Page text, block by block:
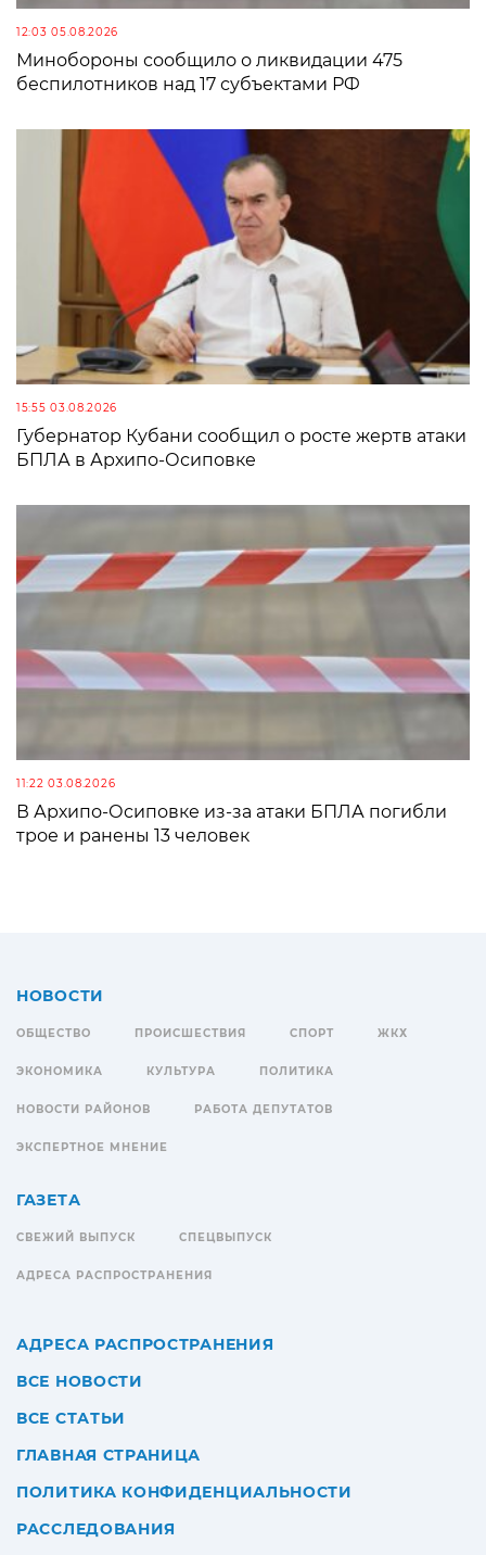
12:03 05.08.2026
Минобороны сообщило о ликвидации 475
беспилотников над 17 субъектами РФ
15:55 03.08.2026
Губернатор Кубани сообщил о росте жертв атаки
БПЛА в Архипо-Осиповке
11:22 03.08.2026
В Архипо-Осиповке из-за атаки БПЛА погибли
трое и ранены 13 человек
НОВОСТИ
ОБЩЕСТВО ПРОИСШЕСТВИЯ СПОРТ ЖКХ
ЭКОНОМИКА КУЛЬТУРА ПОЛИТИКА
НОВОСТИ РАЙОНОВ РАБОТА ДЕПУТАТОВ
ЭКСПЕРТНОЕ МНЕНИЕ
ГАЗЕТА
СВЕЖИЙ ВЫПУСК СПЕЦВЫПУСК
АДРЕСА РАСПРОСТРАНЕНИЯ
АДРЕСА РАСПРОСТРАНЕНИЯ
ВСЕ НОВОСТИ
ВСЕ СТАТЬИ
ГЛАВНАЯ СТРАНИЦА
ПОЛИТИКА КОНФИДЕНЦИАЛЬНОСТИ
РАССЛЕДОВАНИЯ